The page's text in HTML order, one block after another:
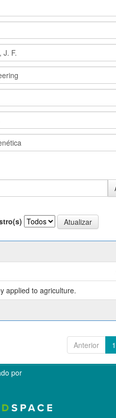
applied to agriculture.
Anterior 1
por